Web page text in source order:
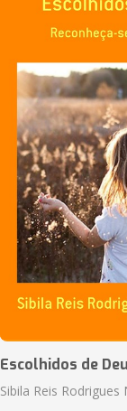
Escolhidos de
Sibila Reis